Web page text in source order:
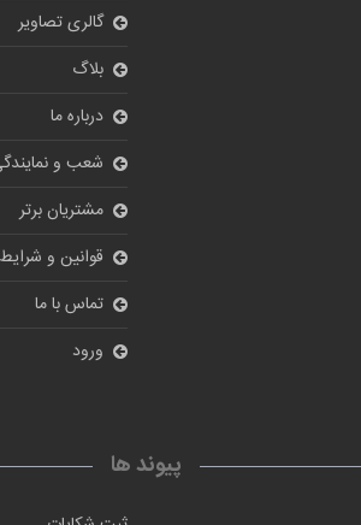
گالری تصاویر
بلاگ
درباره ما
شعب و
مشتریان برتر
قوانین و شرایط
تماس با ما
ورود
پیوند ها